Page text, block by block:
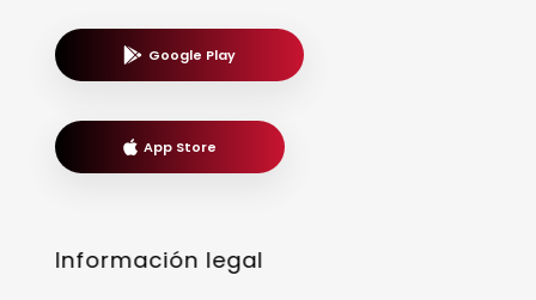
Google Play
App Store
Información legal